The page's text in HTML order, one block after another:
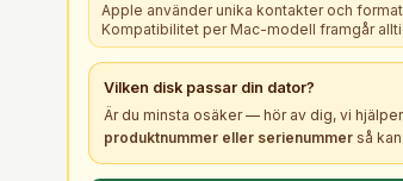
Apple använder unika kontakter och
Kompatibilitet per Mac-modell framgår
Vilken disk passar din dator?
Är du minsta osäker — hör av dig, vi
produktnummer eller serienummer så